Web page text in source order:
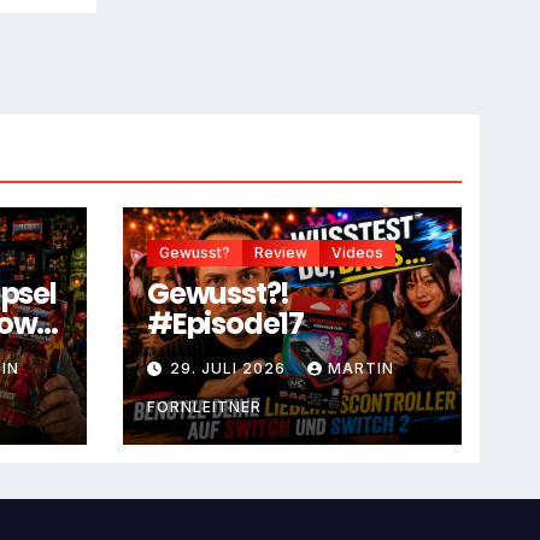
Gewusst? Review Videos
Gewusst?!
#Episode17
29. JULI 2026 MARTIN
FORNLEITNER